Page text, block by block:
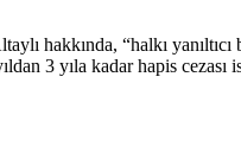
hakkında, “halkı
3 yıla kadar hapis cezası